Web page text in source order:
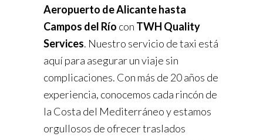
Aeropuerto de Alicante hasta
Campos del Río con TWH Quality
Services. Nuestro servicio de taxi está
aquí para asegurar un viaje sin
complicaciones. Con más de 20 años de
experiencia, conocemos cada rincón de
la Costa del Mediterráneo y estamos
orgullosos de ofrecer traslados